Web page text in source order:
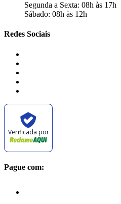
Segunda a Sexta: 08h às 17h
Sábado: 08h às 12h
Redes Sociais
Verificada por
Pague com: